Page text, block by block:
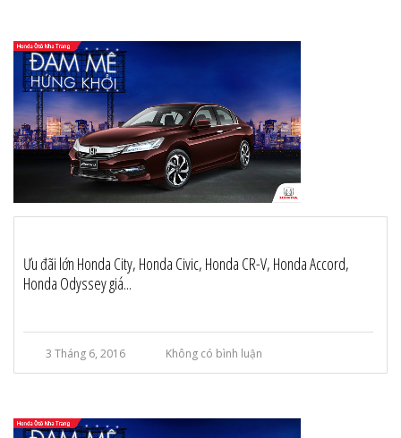
Ưu đãi lớn Honda City, Honda Civic, Honda CR-V, Honda Accord,
Honda Odyssey giá...
3 Tháng 6, 2016 Không có bình luận